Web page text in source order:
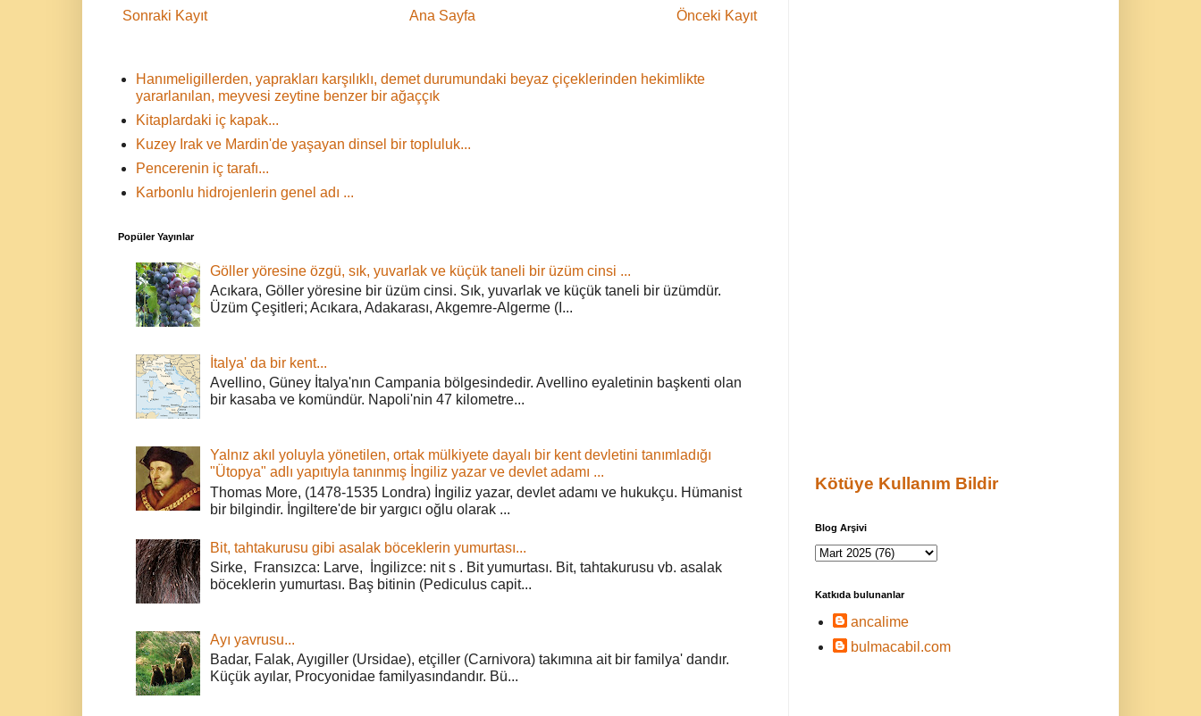
Sonraki Kayıt Önceki Kayıt
Ana Sayfa
Hanımeligillerden, yaprakları karşılıklı, demet durumundaki beyaz çiçeklerinden hekimlikte
yararlanılan, meyvesi zeytine benzer bir ağaççık
Kitaplardaki iç kapak...
Kuzey Irak ve Mardin'de yaşayan dinsel bir topluluk...
Pencerenin iç tarafı...
Karbonlu hidrojenlerin genel adı ...
Popüler Yayınlar
Göller yöresine özgü, sık, yuvarlak ve küçük taneli bir üzüm cinsi ...
Acıkara, Göller yöresine bir üzüm cinsi. Sık, yuvarlak ve küçük taneli bir üzümdür.
Üzüm Çeşitleri; Acıkara, Adakarası, Akgemre-Algerme (I...
İtalya' da bir kent...
Avellino, Güney İtalya'nın Campania bölgesindedir. Avellino eyaletinin başkenti olan
bir kasaba ve komündür. Napoli'nin 47 kilometre...
Yalnız akıl yoluyla yönetilen, ortak mülkiyete dayalı bir kent devletini tanımladığı
"Ütopya" adlı yapıtıyla tanınmış İngiliz yazar ve devlet adamı ...
Thomas More, (1478-1535 Londra) İngiliz yazar, devlet adamı ve hukukçu. Hümanist
bir bilgindir. İngiltere'de bir yargıcı oğlu olarak ...
Bit, tahtakurusu gibi asalak böceklerin yumurtası...
Sirke, Fransızca: Larve, İngilizce: nit s . Bit yumurtası. Bit, tahtakurusu vb. asalak
böceklerin yumurtası. Baş bitinin (Pediculus capit...
Ayı yavrusu...
Badar, Falak, Ayıgiller (Ursidae), etçiller (Carnivora) takımına ait bir familya' dandır.
Küçük ayılar, Procyonidae familyasındandır. Bü...
Kötüye Kullanım Bildir
Blog Arşivi
Katkıda bulunanlar
ancalime
bulmacabil.com